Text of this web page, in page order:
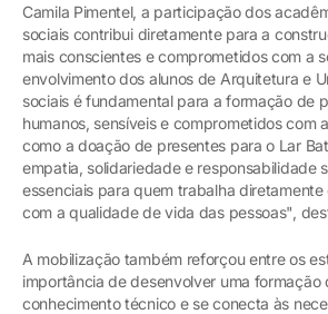
Camila Pimentel, a participação dos
sociais contribui diretamente para a
mais conscientes e comprometidos com a
envolvimento dos alunos de Arquitetura e
sociais é fundamental para a formação de
humanos, sensíveis e comprometidos com
como a doação de presentes para o Lar
empatia, solidariedade e responsabilidade
essenciais para quem trabalha
com a qualidade de vida das pessoas",
A mobilização também reforçou entre os
importância de desenvolver uma formação
conhecimento técnico e se conecta às